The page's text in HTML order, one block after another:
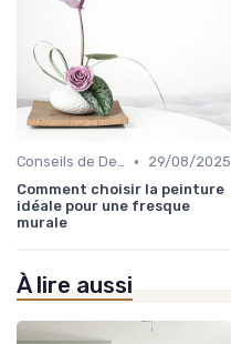
Conseils de Design d'Intérieur •
29/08/2025
Comment choisir la peinture
idéale pour une fresque
murale
À lire aussi